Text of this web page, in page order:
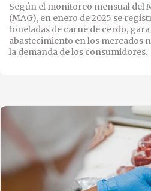
Según el monitoreo mensual del
(MAG), en enero de 2025 se
toneladas de carne de cerdo,
abastecimiento en los mercados
la demanda de los consumidores.